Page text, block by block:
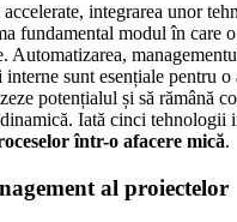
integrarea unor
fundamental modul în care
Automatizarea,
sunt esențiale pentru o
potențialul și să rămână
Iată cinci tehnologii
într-o afacere mică.
al proiectelor